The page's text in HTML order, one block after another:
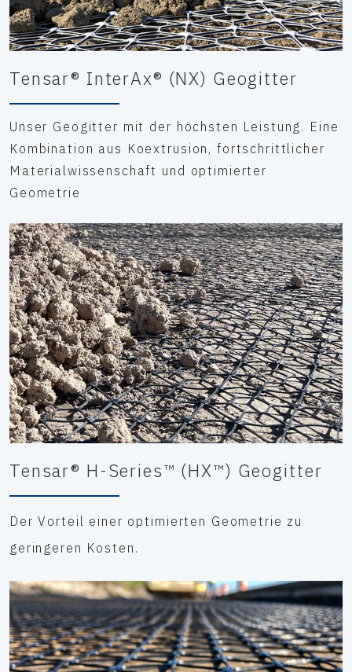
Tensar® InterAx® (NX) Geogitter
Unser Geogitter mit der höchsten Leistung. Eine
Kombination aus Koextrusion, fortschrittlicher
Materialwissenschaft und optimierter
Geometrie
Tensar® H-Series™ (HX™) Geogitter
Der Vorteil einer optimierten Geometrie zu
geringeren Kosten.